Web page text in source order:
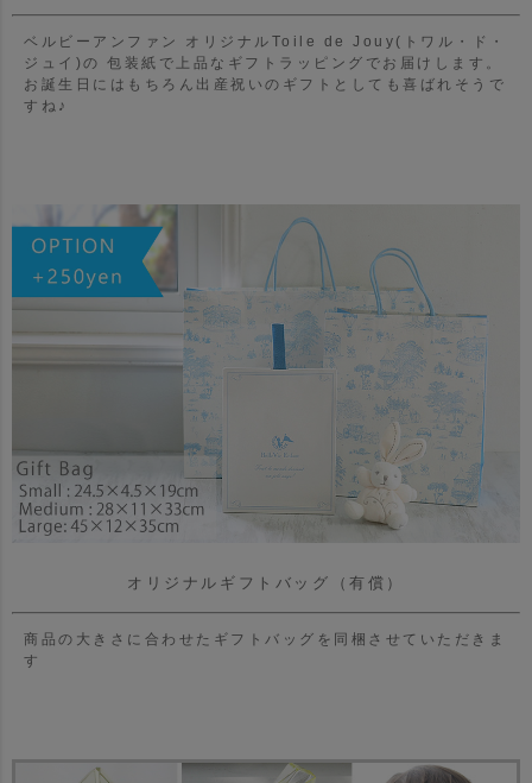
ベルビーアンファン オリジナルToile de Jouy(トワル・ド・
ジュイ)の 包装紙で上品なギフトラッピングでお届けします。
お誕生日にはもちろん出産祝いのギフトとしても喜ばれそうで
すね♪
オリジナルギフトバッグ（有償）
商品の大きさに合わせたギフトバッグを同梱させていただきま
す